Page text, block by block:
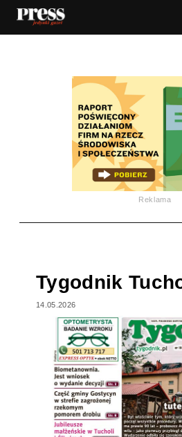
Reklama
Tygodnik
14.05.2026